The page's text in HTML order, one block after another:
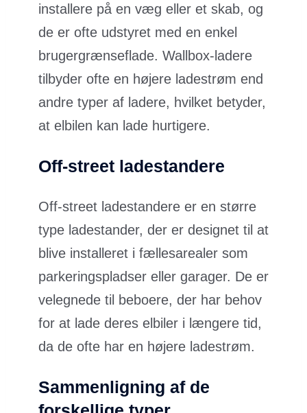
installere på en væg eller et skab, og
de er ofte udstyret med en enkel
brugergrænseflade. Wallbox-ladere
tilbyder ofte en højere ladestrøm end
andre typer af ladere, hvilket betyder,
at elbilen kan lade hurtigere.
Off-street ladestandere
Off-street ladestandere er en større
type ladestander, der er designet til at
blive installeret i fællesarealer som
parkeringspladser eller garager. De er
velegnede til beboere, der har behov
for at lade deres elbiler i længere tid,
da de ofte har en højere ladestrøm.
Sammenligning af de